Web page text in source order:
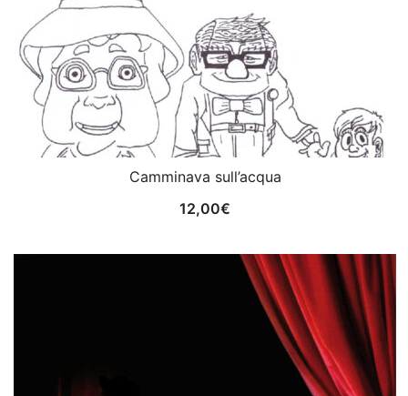
Camminava sull’acqua
12,00€